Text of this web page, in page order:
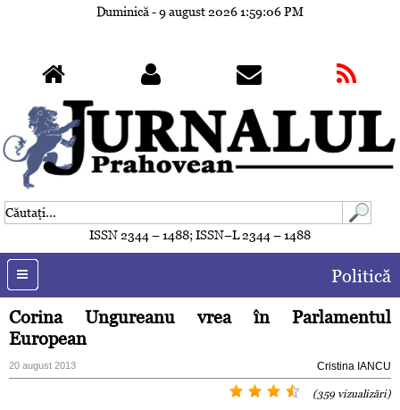
Duminică - 9 august 20261:59:09 PM
ISSN 2344 – 1488; ISSN–L 2344 – 1488
Politică
Corina Ungureanu vrea în Parlamentul
European
20 august 2013 Cristina IANCU
(359 vizualizări)